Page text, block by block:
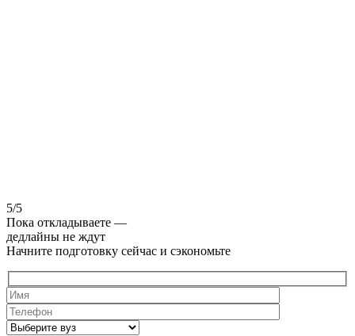
5/5
Пока откладываете —
дедлайны не ждут
Начните подготовку сейчас и сэкономьте